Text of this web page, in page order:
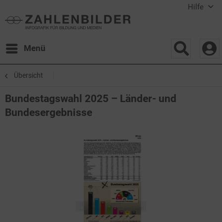
Hilfe
Menü
Übersicht
Bundestagswahl 2025 – Länder- und
Bundesergebnisse